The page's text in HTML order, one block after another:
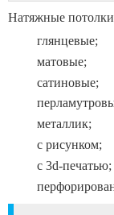
Натяжные
глянцевые;
матовые;
сатиновые;
металлик;
с рисунком;
с 3d-печатью;